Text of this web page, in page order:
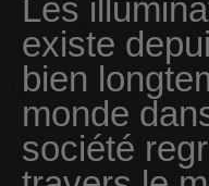
Les
existe
bien
monde
société